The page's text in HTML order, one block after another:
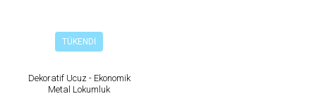
TÜKENDİ
Dekoratif Ucuz - Ekonomik
Metal Lokumluk